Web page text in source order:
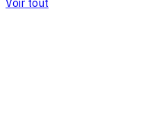
Voir tout